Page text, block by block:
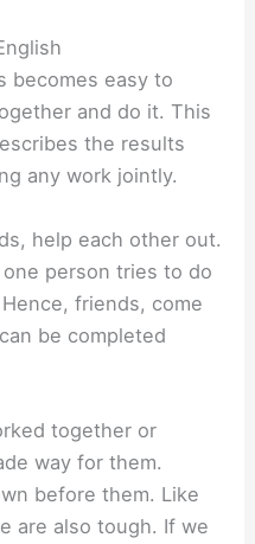
becomes easy to
and do it. This
the results
any work jointly.
help each other out.
person tries to do
friends, come
be completed
together or
way for them.
before them. Like
are also tough. If we